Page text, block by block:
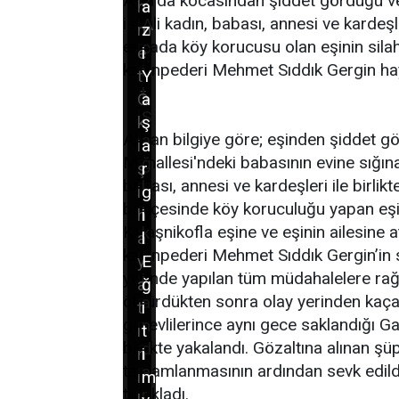
isimli kadın, babası, annesi ve
esnada köy korucusu olan eşinin
kayınpederi Mehmet Sıddık Gergin
Alınan bilgiye göre; eşinden şiddet
Mahallesi'ndeki babasının evine
babası, annesi ve kardeşleri ile
bahçesinde köy koruculuğu yapan
Kalaşnikofla eşine ve eşinin ailesine
kayınpederi Mehmet Sıddık
yerinde yapılan tüm müdahalelere
öldürdükten sonra olay yerinden
görevlilerince aynı gece saklandığı
birlikte yakalandı. Gözaltına alınan
tamamlanmasının ardından sevk
tutukladı.
ı
m
ç
a
l
ı
ş
m
a
s
ı
y
a
p
a
n
i
A
c
i
l
S
a
ğ
l
ı
k
,
j
a
n
d
a
r
h
m
e
t
Ö
k
i
ş
i
h
a
y
a
t
ı
n
ı
a
z
i
Y
a
ş
a
r
g
i
l
E
ğ
i
t
i
m